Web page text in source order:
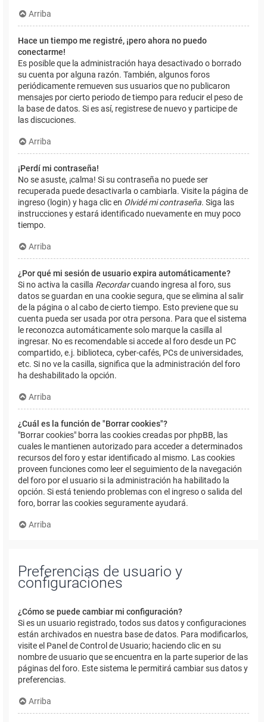
Arriba
Hace un tiempo me registré, ¡pero ahora no puedo
conectarme!
Es posible que la administración haya desactivado o borrado
su cuenta por alguna razón. También, algunos foros
periódicamente remueven sus usuarios que no publicaron
mensajes por cierto periodo de tiempo para reducir el peso de
la base de datos. Si es así, registrese de nuevo y participe de
las discuciones.
Arriba
¡Perdí mi contraseña!
No se asuste, ¡calma! Si su contraseña no puede ser
recuperada puede desactivarla o cambiarla. Visite la página de
ingreso (login) y haga clic en Olvidé mi contraseña. Siga las
instrucciones y estará identificado nuevamente en muy poco
tiempo.
Arriba
¿Por qué mi sesión de usuario expira automáticamente?
Si no activa la casilla Recordarcuando ingresa al foro, sus
datos se guardan en una cookie segura, que se elimina al salir
de la página o al cabo de cierto tiempo. Esto previene que su
cuenta pueda ser usada por otra persona. Para que el sistema
le reconozca automáticamente solo marque la casilla al
ingresar. No es recomendable si accede al foro desde un PC
compartido, e.j. biblioteca, cyber-cafés, PCs de universidades,
etc. Si no ve la casilla, significa que la administración del foro
ha deshabilitado la opción.
Arriba
¿Cuál es la función de "Borrar cookies"?
"Borrar cookies" borra las cookies creadas por phpBB, las
cuales le mantienen autorizado para acceder a determinados
recursos del foro y estar identificado al mismo. Las cookies
proveen funciones como leer el seguimiento de la navegación
del foro por el usuario si la administración ha habilitado la
opción. Si está teniendo problemas con el ingreso o salida del
foro, borrar las cookies seguramente ayudará.
Arriba
Preferencias de usuario y
configuraciones
¿Cómo se puede cambiar mi configuración?
Si es un usuario registrado, todos sus datos y configuraciones
están archivados en nuestra base de datos. Para modificarlos,
visite el Panel de Control de Usuario; haciendo clic en su
nombre de usuario que se encuentra en la parte superior de las
páginas del foro. Este sistema le permitirá cambiar sus datos y
preferencias.
Arriba